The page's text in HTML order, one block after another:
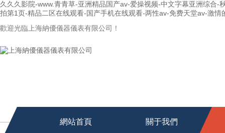
久久久影院-www.青青草-亚洲精品国产av-爱操视频-中文字幕亚洲综合
拍第1页-精品二区在线观看-国产手机在线观看-两性av-免费天堂av-激
歡迎光臨上海納優儀器儀表有限公司！
網站首頁 關于我們